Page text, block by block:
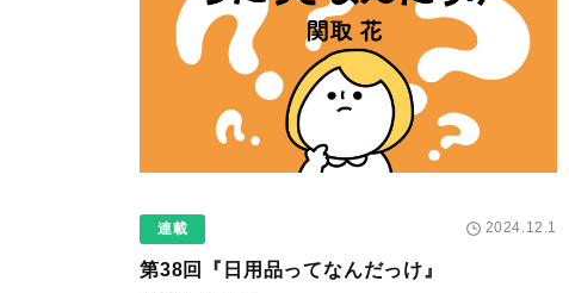
連載 2024.12.1
第38回『日用品ってなんだっけ』